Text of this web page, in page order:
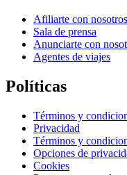
Afiliarte con nosotros
Sala de prensa
Anunciarte con
Agentes de viajes
Políticas
Términos y
Privacidad
Términos y
Opciones de
Cookies